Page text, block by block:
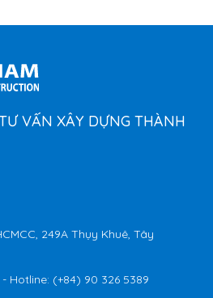
VẤN XÂY DỰNG THÀNH
249A Thụy Khuê, Tây
- Hotline: (+84) 90 326 5389